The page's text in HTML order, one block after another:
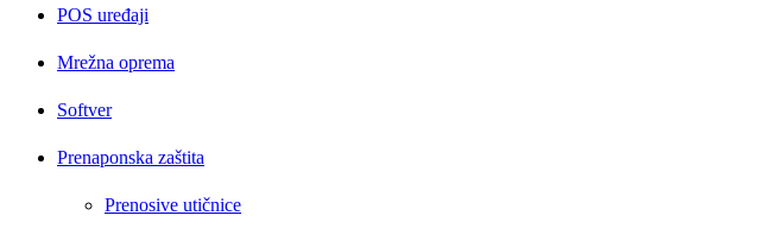
POS uređaji
Mrežna oprema
Softver
Prenaponska zaštita
Prenosive utičnice